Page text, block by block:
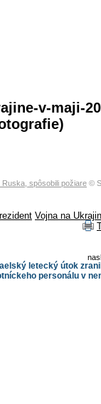
v-maji-
spôsobili požiare ©
Vojna na
letecký útok
personálu v